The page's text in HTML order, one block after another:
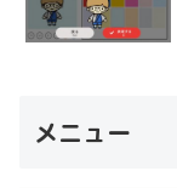
メニュー